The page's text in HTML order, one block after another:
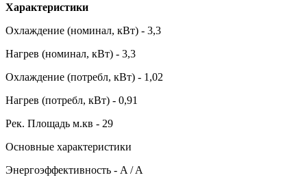
Характеристики
Охлаждение (номинал, кВт) - 3,3
Нагрев (номинал, кВт) - 3,3
Охлаждение (потребл, кВт) - 1,02
Нагрев (потребл, кВт) - 0,91
Рек. Площадь м.кв - 29
Основные характеристики
Энергоэффективность - A / A